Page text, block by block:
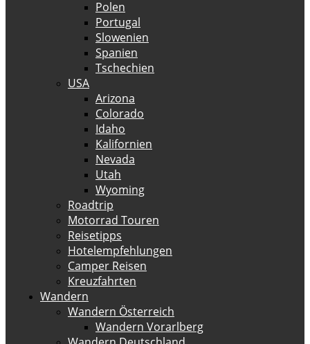
Polen
Portugal
Slowenien
Spanien
Tschechien
USA
Arizona
Colorado
Idaho
Kalifornien
Nevada
Utah
Wyoming
Roadtrip
Motorrad Touren
Reisetipps
Hotelempfehlungen
Camper Reisen
Kreuzfahrten
Wandern
Wandern Österreich
Wandern Vorarlberg